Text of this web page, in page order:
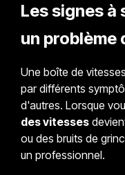
Les signes
un problème
Une boîte de
par différents
d'autres. Lorsque
des vitesses
ou des bruits de
un professionnel.